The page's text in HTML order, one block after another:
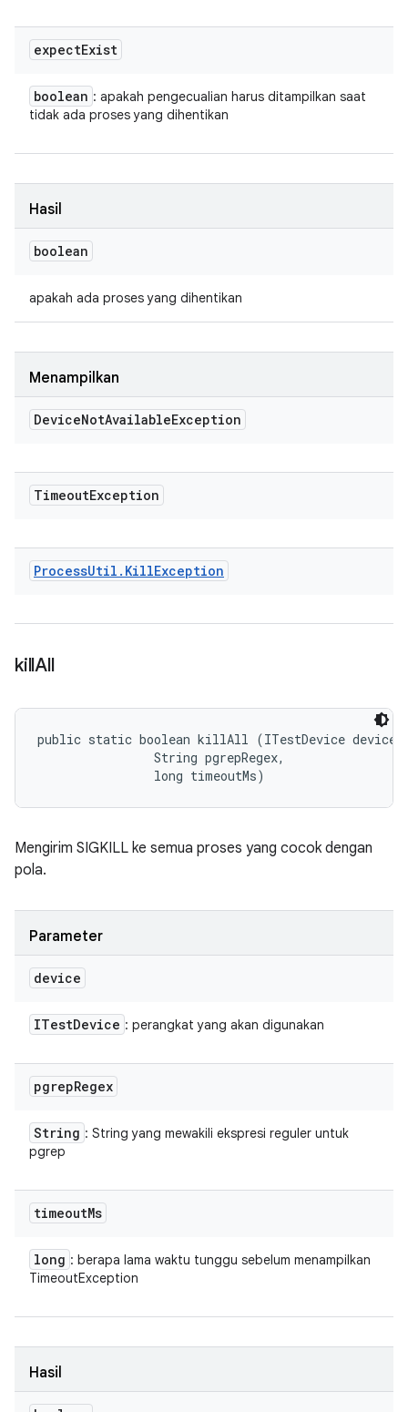
expectExist
boolean : apakah pengecualian harus ditampilkan saat
tidak ada proses yang dihentikan
Hasil
boolean
apakah ada proses yang dihentikan
Menampilkan
DeviceNotAvailableException
TimeoutException
ProcessUtil . KillException
killAll
public static boolean killAll (ITestDevice
                String pgrepRegex,
                long timeoutMs)
Mengirim SIGKILL ke semua proses yang cocok dengan
pola.
Parameter
device
ITestDevice : perangkat yang akan digunakan
pgrepRegex
String : String yang mewakili ekspresi reguler untuk
pgrep
timeoutMs
long : berapa lama waktu tunggu sebelum menampilkan
TimeoutException
Hasil